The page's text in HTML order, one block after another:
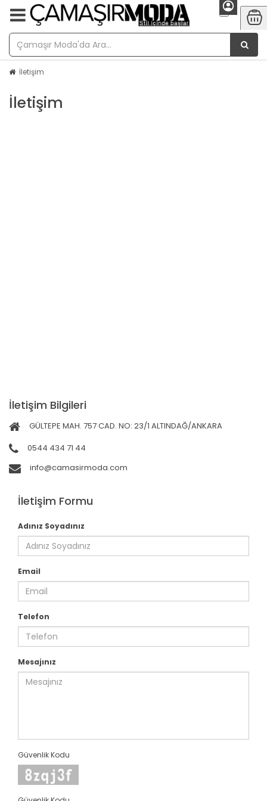
İletişim
İletişim
İletişim Bilgileri
GÜLTEPE MAH. 757 CAD. NO: 23/1 ALTINDAĞ/ANKARA
0544 434 71 44
info@camasirmoda.com
İletişim Formu
Adınız Soyadınız
Email
Telefon
Mesajınız
Güvenlik Kodu